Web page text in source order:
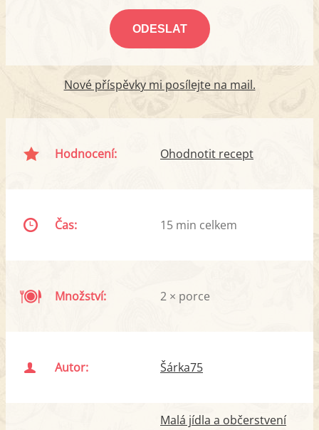
Nové příspěvky mi posílejte na mail.
Hodnocení: Ohodnotit recept
Čas: 15 min celkem
Množství: 2 × porce
Autor: Šárka75
Malá jídla a občerstvení